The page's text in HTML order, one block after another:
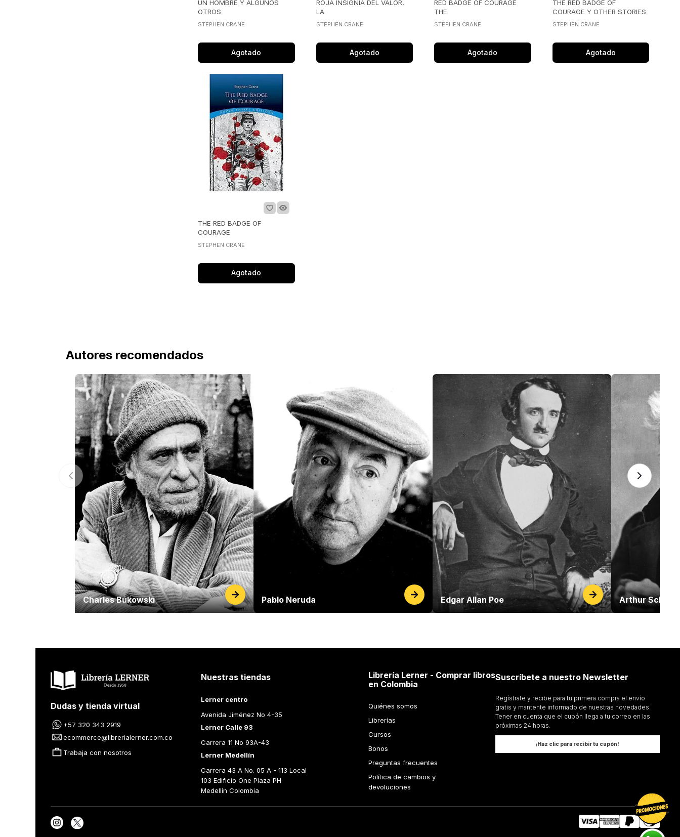
UN HOMBRE Y ALGUNOS
OTROS
STEPHEN CRANE
Agotado
ROJA INSIGNIA DEL VALOR,
LA
STEPHEN CRANE
Agotado
RED BADGE OF COURAGE
THE
STEPHEN CRANE
Agotado
THE RED BADGE OF
COURAGE Y OTHER STORIES
STEPHEN CRANE
Agotado
THE RED BADGE OF
COURAGE
STEPHEN CRANE
Agotado
Autores recomendados
Charles Bukowski Pablo Neruda Edgar Allan Poe Arthur
Dudas y tienda virtual
+57 320 343 2919
ecommerce@librerialerner.com.co
Trabaja con nosotros
Nuestras tiendas
Lerner centro
Avenida Jiménez No 4-35
Lerner Calle 93
Carrera 11 No 93A-43
Lerner Medellín
Carrera 43 A No. 05 A - 113 Local
103 Edificio One Plaza PH
Medellín Colombia
Librería Lerner - Comprar libros
en Colombia
Quiénes somos
Librerías
Cursos
Bonos
Preguntas frecuentes
Política de cambios y
devoluciones
Suscríbete a nuestro Newsletter
Regístrate y recibe para tu primera compra el envío
gratis y mantente informado de nuestras novedades.
Tener en cuenta que el cupón llega a tu correo en las
próximas 24 horas.
¡Haz clic para recibir tu cupón!